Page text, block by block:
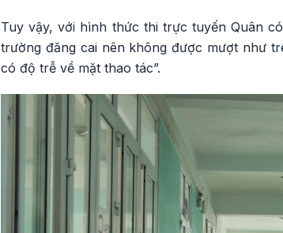
Tuy vậy, với hình thức thi trực tuyến Quân
trường đăng cai nên không được mượt như
có độ trễ về mặt thao tác”.